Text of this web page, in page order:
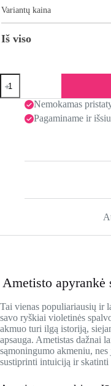
Variantų kaina
Iš viso
Nemokamas
Pagaminame ir
Ametisto apyrankė
Tai vienas populiariausių ir
savo ryškiai violetinės
akmuo turi ilgą istoriją,
apsauga. Ametistas dažnai
sąmoningumo akmeniu,
sustiprinti intuiciją ir skatinti